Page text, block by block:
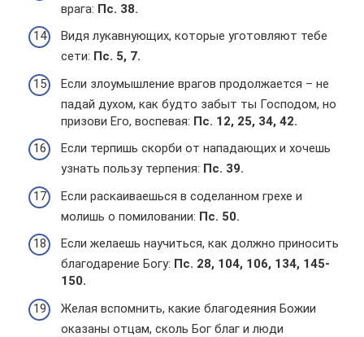
врага: Пс. 38.
Видя лукавнующих, которые уготовляют тебе
сети: Пс. 5, 7.
Если злоумышление врагов продолжается – не
падай духом, как будто забыт ты Господом, но
призови Его, воспевая: Пс. 12, 25, 34, 42.
Если терпишь скорби от нападающих и хочешь
узнать пользу терпения: Пс. 39.
Если раскаиваешься в соделанном грехе и
молишь о помиловании: Пс. 50.
Если желаешь научиться, как должно приносить
благодарение Богу: Пс. 28, 104, 106, 134, 145-
150.
Желая вспомнить, какие благодеяния Божии
оказаны отцам, сколь Бог благ и люди